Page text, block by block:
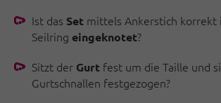
Ist das Set mittels Ankerstich korrekt
Seilring eingeknotet?
Sitzt der Gurt fest um die Taille und
Gurtschnallen festgezogen?